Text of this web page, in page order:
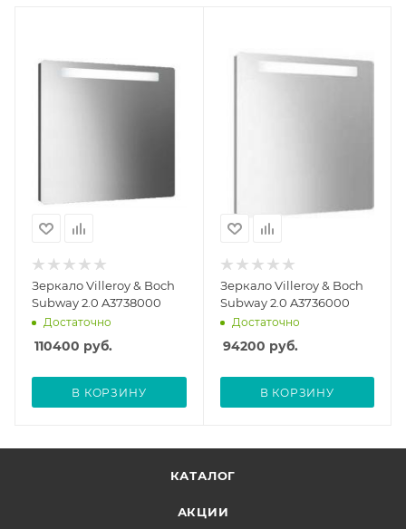
Зеркало Villeroy & Boch
Subway 2.0 A3738000
Достаточно
110400 руб.
В КОРЗИНУ
Зеркало Villeroy & Boch
Subway 2.0 A3736000
Достаточно
94200 руб.
В КОРЗИНУ
КАТАЛОГ
АКЦИИ